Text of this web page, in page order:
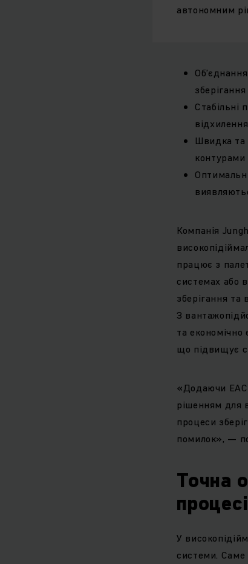
автономним
Стабільні
Швидка та
Компанія
працює з
системах або
зберігання та
З
та
що підвищує
«Додаючи
рішенням для
процеси
помилок», —
Точна
У
системи. Саме